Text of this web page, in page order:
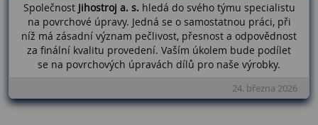
Společnost Jihostroj a. s.hledá do svého týmu specialistu
na povrchové úpravy. Jedná se o samostatnou práci, při
níž má zásadní význam pečlivost, přesnost a odpovědnost
za finální kvalitu provedení. Vaším úkolem bude podílet
se na povrchových úpravách dílů pro naše výrobky.
24. března 2026